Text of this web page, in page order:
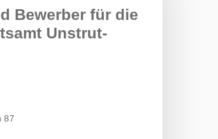
Bewerber für die
Unstrut-
87